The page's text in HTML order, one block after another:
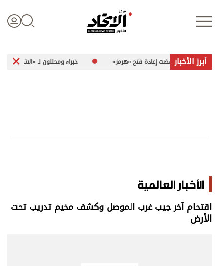
علوم الدار
اقتصاد
وجهات نظر
أبرز الأخبار
إذا رفضت إعادة فتح «هرمز» خبراء ومحللون لـ «الاتحاد»: هجمات إيران
الأخبار العالمية
اقتحام آخر جيب غرب الموصل وكشف مخيم تدريب تحت
الأرض